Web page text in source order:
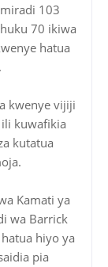
103
70 ikiwa
hatua
kwenye vijiji
kuwafikia
kutatua
Kamati ya
wa Barrick
hiyo ya
pia